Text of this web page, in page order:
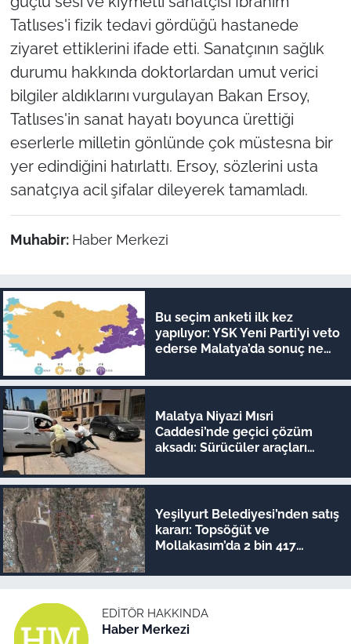
Tatlıses'i fizik tedavi gördüğü hastanede
ziyaret ettiklerini ifade etti. Sanatçının sağlık
durumu hakkında doktorlardan umut verici
bilgiler aldıklarını vurgulayan Bakan Ersoy,
Tatlıses'in sanat hayatı boyunca ürettiği
eserlerle milletin gönlünde çok müstesna bir
yer edindiğini hatırlattı. Ersoy, sözlerini usta
sanatçıya acil şifalar dileyerek tamamladı.
Muhabir: Haber Merkezi
Bu seçim anketi ilk kez
yapılıyor: YSK Yeni Parti’yi veto
ederse Malatya’da sonuç ne
Malatya Niyazi Mısri
Caddesi’nde geçici çözüm
aksadı: Sürücüler araçları
Yeşilyurt Belediyesi’nden satış
kararı: Topsöğüt ve
Mollakasım’da 2 bin 417
EDITÖR HAKKINDA
Haber Merkezi